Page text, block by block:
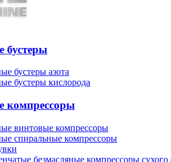
бустеры
бустеры азота
бустеры кислорода
компрессоры
винтовые компрессоры
спиральные компрессоры
безмасляные компрессоры сухого